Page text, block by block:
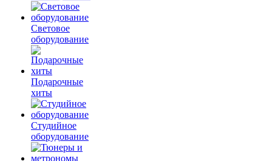
Световое
оборудование
Подарочные
хиты
Студийное
оборудование